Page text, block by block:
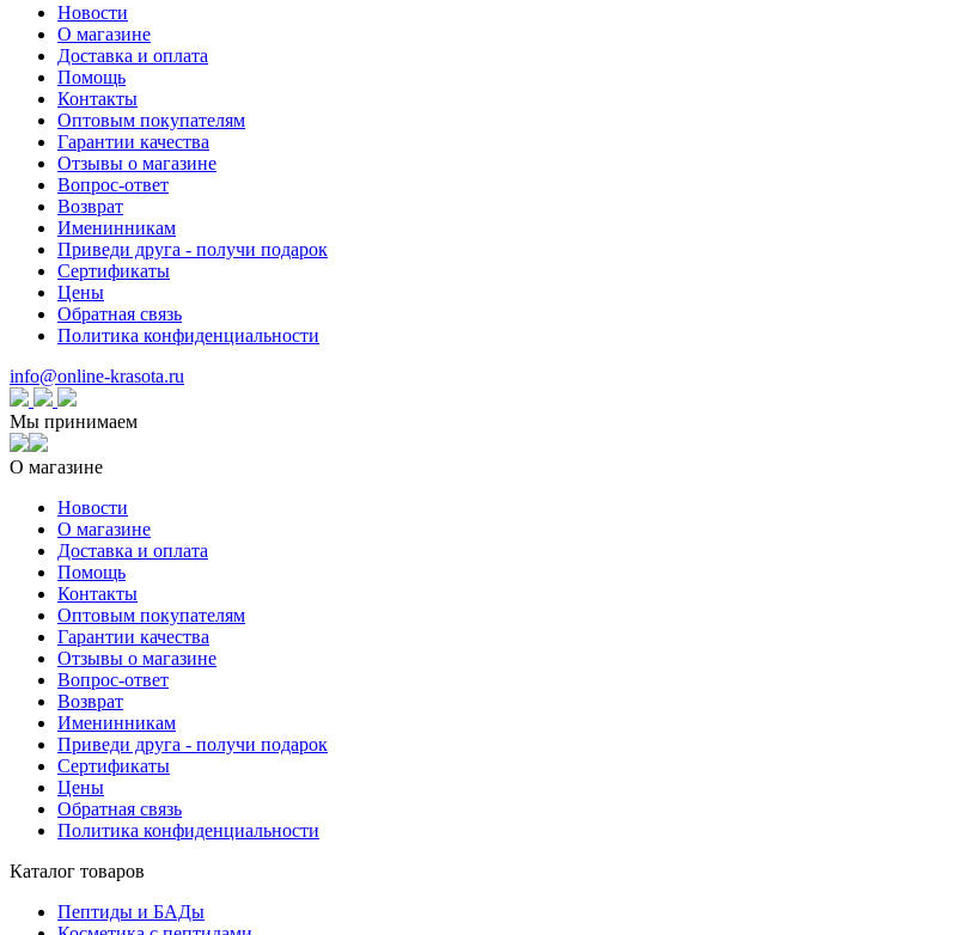
Новости
О магазине
Доставка и оплата
Помощь
Контакты
Оптовым покупателям
Гарантии качества
Отзывы о магазине
Вопрос-ответ
Возврат
Именинникам
Приведи друга - получи подарок
Сертификаты
Цены
Обратная связь
Политика конфиденциальности
info@online-krasota.ru
Мы принимаем
О магазине
Новости
О магазине
Доставка и оплата
Помощь
Контакты
Оптовым покупателям
Гарантии качества
Отзывы о магазине
Вопрос-ответ
Возврат
Именинникам
Приведи друга - получи подарок
Сертификаты
Цены
Обратная связь
Политика конфиденциальности
Каталог товаров
Пептиды и БАДы